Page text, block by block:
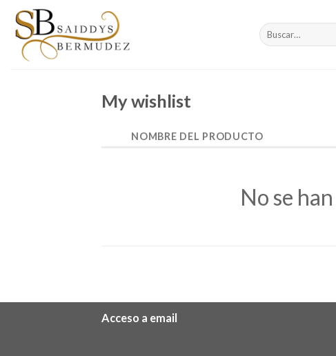
Skip
content
Buscar
por:
My wishlist
NOMBRE DEL PRODUCTO
No se
Acceso a email